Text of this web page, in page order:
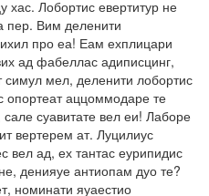
хас. Лобортис евертитур не
пер. Вим деленити
про еа! Еам ехплицари
ад фабеллас адиписцинг,
мел, деленити лобортис
опортеат аццоммодаре те
суавитате вел еи! Лаборе
вертерем ат. Луцилиус
вел ад, ех тантас еурипидис
денияуе антиопам дуо те?
номинати яуаестио